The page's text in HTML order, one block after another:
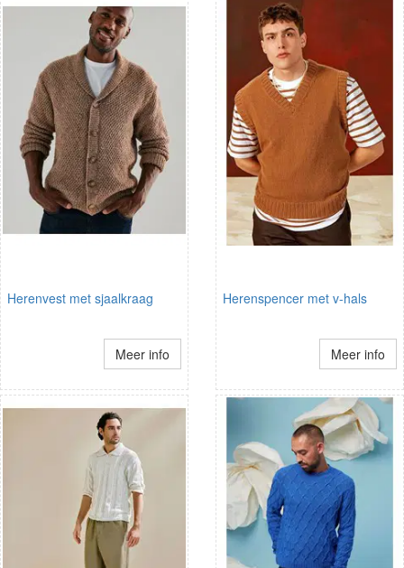
Herenvest met sjaalkraag
Meer info
Herenspencer met v-hals
Meer info